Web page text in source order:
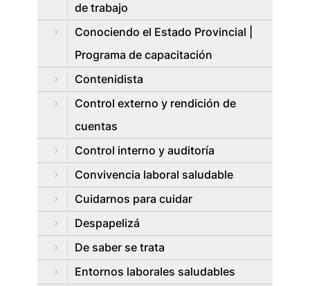
de trabajo
Conociendo el Estado Provincial |
Programa de capacitación
Contenidista
Control externo y rendición de
cuentas
Control interno y auditoría
Convivencia laboral saludable
Cuidarnos para cuidar
Despapelizá
De saber se trata
Entornos laborales saludables